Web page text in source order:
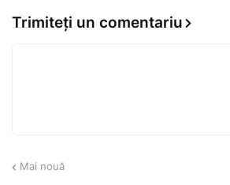
Trimiteți un comentariu
Mai nouă